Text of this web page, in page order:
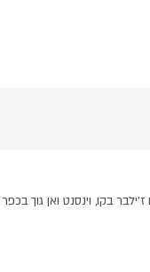
וינסנט ואן גוך בכפר סן-